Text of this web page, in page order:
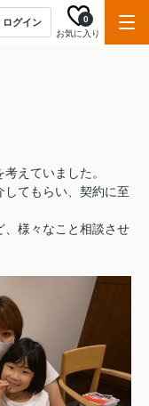
ログイン
お気に入り
0
えていました。
てもらい、契約に至
、様々なこと相談させ